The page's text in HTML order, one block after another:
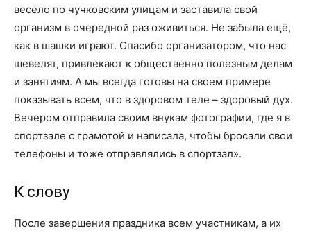
весело по чучковским улицам и заставила свой
организм в очередной раз оживиться. Не забыла ещё,
как в шашки играют. Спасибо организатором, что нас
шевелят, привлекают к общественно полезным делам
и занятиям. А мы всегда готовы на своем примере
показывать всем, что в здоровом теле – здоровый дух.
Вечером отправила своим внукам фотографии, где я в
спортзале с грамотой и написала, чтобы бросали свои
телефоны и тоже отправлялись в спортзал».
К слову
После завершения праздника всем участникам, а их